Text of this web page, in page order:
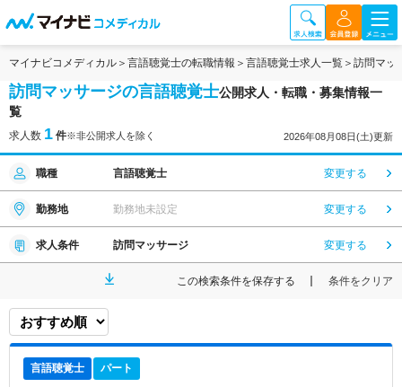
マイナビコメディカル 言語聴覚士の転職情報 言語聴覚士求人一覧 訪問マッ
訪問マッサージの言語聴覚士公開求人・転職・募集情報一
覧
求人数 1 件※非公開求人を除く 2026年08月08日(土)更新
職種 言語聴覚士 変更する
勤務地 勤務地未設定 変更する
求人条件 訪問マッサージ 変更する
この検索条件を保存する 条件をクリア
言語聴覚士 パート